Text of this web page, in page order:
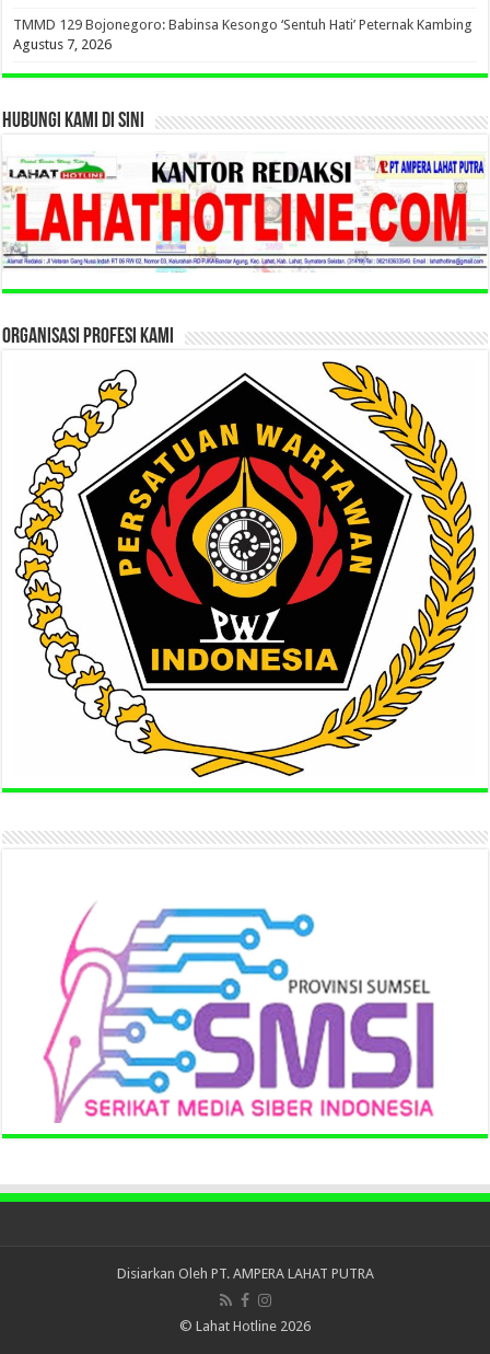
TMMD 129 Bojonegoro: Babinsa Kesongo ‘Sentuh Hati’ Peternak Kambing
Agustus 7, 2026
HUBUNGI KAMI DI SINI
ORGANISASI PROFESI KAMI
Disiarkan Oleh PT. AMPERA LAHAT PUTRA
© Lahat Hotline 2026